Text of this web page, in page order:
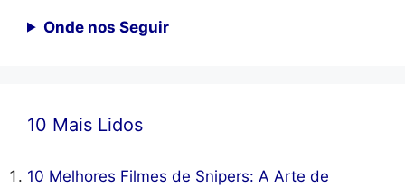
Onde nos Seguir
10 Mais Lidos
10 Melhores Filmes de Snipers: A Arte de